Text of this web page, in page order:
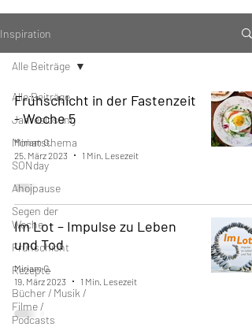
Inspiration
Alle Beiträge
Jahreslosung
Monatsthema
SONday
Ahojpause
Segen der
Woche
Frühschicht
Rezepte
Bücher / Musik /
Filme /
Podcasts
Alle Beiträge
Frühschicht in der Fastenzeit
- Woche 5
Miriam G.
25. März 2023
1 Min. Lesezeit
Im Lot – Impulse zu Leben
und Tod
Miriam G.
19. März 2023
1 Min. Lesezeit